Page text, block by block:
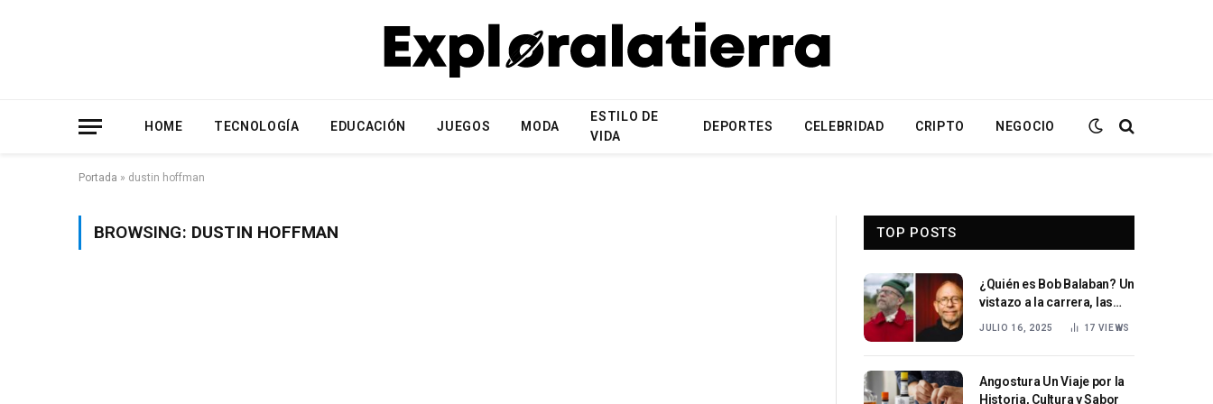
HOME TECNOLOGÍA EDUCACIÓN JUEGOS MODA
ESTILO DE
VIDA
DEPORTES CELEBRIDAD CRIPTO NEGOCIO
Portada » dustin hoffman
BROWSING: DUSTIN HOFFMAN TOP POSTS
¿Quién es Bob Balaban? Un
vistazo a la carrera, las
películas y el legado
JULIO 16, 2025 17 VIEWS
Angostura Un Viaje por la
Historia, Cultura y Sabor